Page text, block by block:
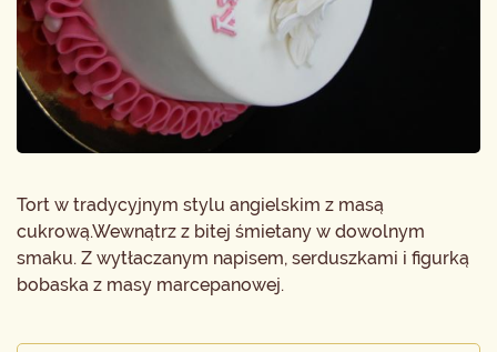
Tort w tradycyjnym stylu angielskim z masą
cukrową.Wewnątrz z bitej śmietany w dowolnym
smaku. Z wytłaczanym napisem, serduszkami i figurką
bobaska z masy marcepanowej.